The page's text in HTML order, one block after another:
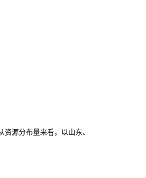
源分布量来看，以山东、